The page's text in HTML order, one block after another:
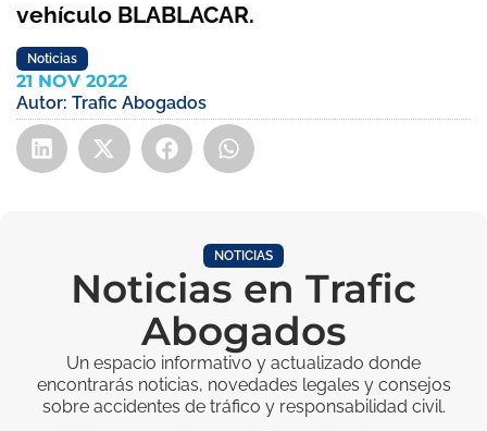
Noticias
21 NOV 2022
Autor: Trafic Abogados
vehículo BLABLACAR.
NOTICIAS
Noticias en Trafic
Abogados
Un espacio informativo y actualizado donde
encontrarás noticias, novedades legales y consejos
sobre accidentes de tráfico y responsabilidad civil.